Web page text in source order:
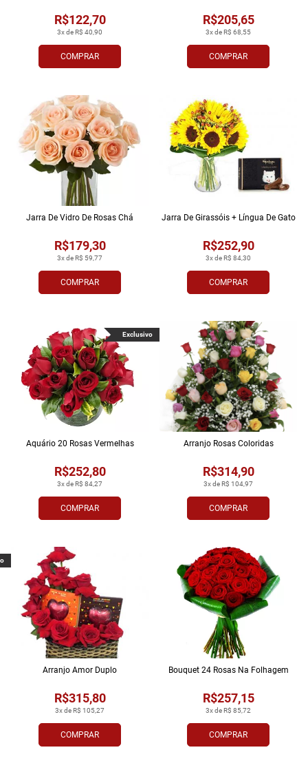
COMPRAR
3x de R$ 40,90
R$122,70
COMPRAR
3x de R$ 68,55
R$205,65
COMPRAR
3x de R$ 59,77
R$179,30
Jarra De Vidro De Rosas Chá
COMPRAR
3x de R$ 84,30
R$252,90
Jarra De Girassóis + Língua De Gato
COMPRAR
3x de R$ 84,27
R$252,80
Aquário 20 Rosas Vermelhas
Exclusivo
COMPRAR
3x de R$ 104,97
R$314,90
Arranjo Rosas Coloridas
COMPRAR
3x de R$ 105,27
R$315,80
Arranjo Amor Duplo
COMPRAR
3x de R$ 85,72
R$257,15
Bouquet 24 Rosas Na Folhagem